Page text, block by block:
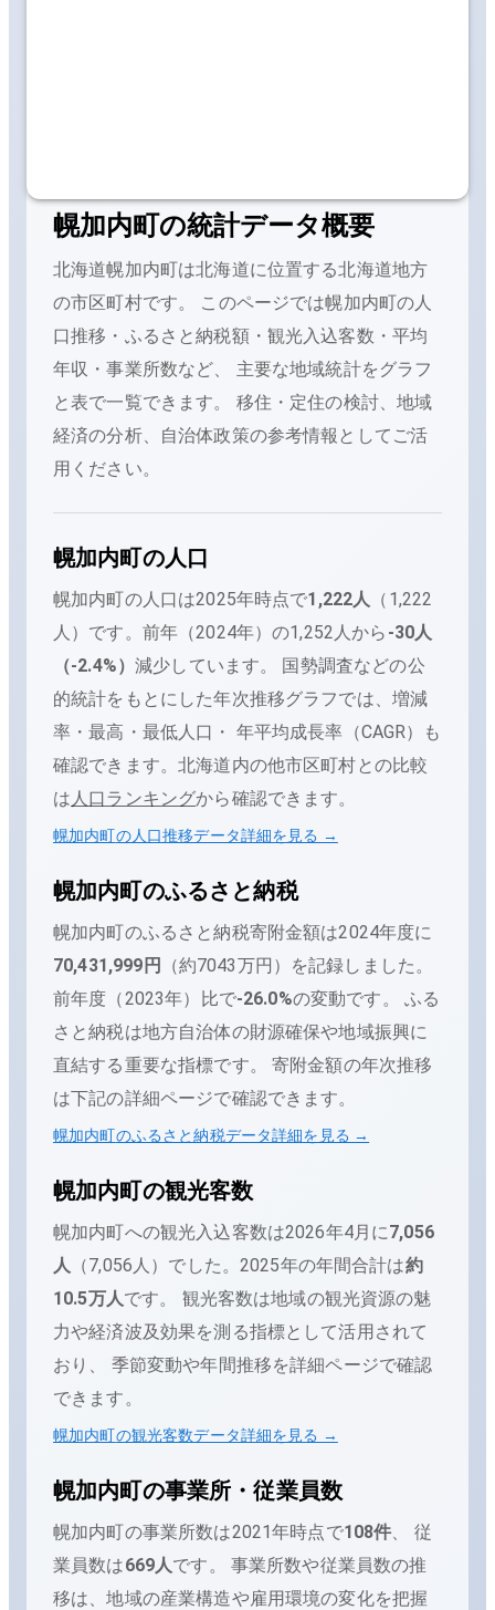
幌加内町の統計データ概要
北海道幌加内町は北海道に位置する北海道地方
の市区町村です。 このページでは幌加内町の人
口推移・ふるさと納税額・観光入込客数・平均
年収・事業所数など、 主要な地域統計をグラフ
と表で一覧できます。 移住・定住の検討、地域
経済の分析、自治体政策の参考情報としてご活
用ください。
幌加内町の人口
幌加内町の人口は2025年時点で1,222人 （ 1,222
人 ）です。 前年（2024年）の1,252 人から -30人
（-2.4%）減少しています。
国勢調査などの公
的統計をもとにした年次推移グラフでは、増減
率・最高・最低人口・ 年平均成長率（CAGR）も
確認できます。北海道内の他市区町村との比較
は 人口ランキングから確認できます。
幌加内町の人口推移データ詳細を見る →
幌加内町のふるさと納税
幌加内町のふるさと納税寄附金額は2024年度に
70,431,999 円 （約7043万円 ）を記録しました。
前年度（2023年）比で-26.0%の変動です。
ふる
さと納税は地方自治体の財源確保や地域振興に
直結する重要な指標です。 寄附金額の年次推移
は下記の詳細ページで確認できます。
幌加内町のふるさと納税データ詳細を見る →
幌加内町の観光客数
幌加内町への観光入込客数は2026年4月 に7,056
人
（7,056人 ）でした。 2025年の年間合計は約
10.5万人です。
観光客数は地域の観光資源の魅
力や経済波及効果を測る指標として活用されて
おり、 季節変動や年間推移を詳細ページで確認
できます。
幌加内町の観光客数データ詳細を見る →
幌加内町の事業所・従業員数
幌加内町の事業所数は2021年時点で108件 、 従
業員数は669人です。 事業所数や従業員数の推
移は、地域の産業構造や雇用環境の変化を把握